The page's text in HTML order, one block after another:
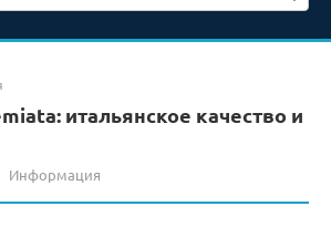
итальянское качество и
Информация